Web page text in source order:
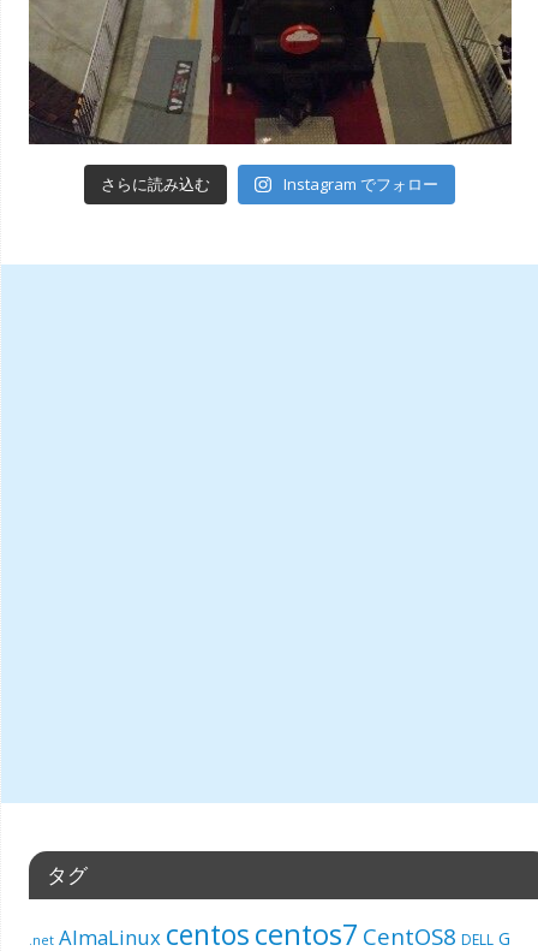
さらに読み込む Instagram でフォロー
タグ
.net AlmaLinux centoscentos7 CentOS8 DELL G